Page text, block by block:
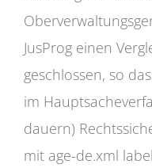
JusProg einen
geschlossen, so
im
dauern)
mit age-de.xml